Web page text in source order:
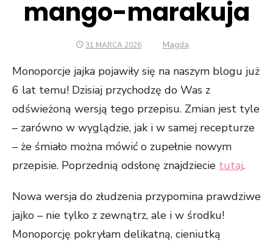
mango-marakuja
POSTED
31 MARCA 2026 Author
Magda
Monoporcje jajka pojawiły się na naszym blogu już
6 lat temu! Dzisiaj przychodzę do Was z
odświeżoną wersją tego przepisu. Zmian jest tyle
– zarówno w wyglądzie, jak i w samej recepturze
– że śmiało można mówić o zupełnie nowym
przepisie. Poprzednią odsłonę znajdziecie tutaj.
Nowa wersja do złudzenia przypomina prawdziwe
jajko – nie tylko z zewnątrz, ale i w środku!
Monoporcję pokryłam delikatną, cieniutką
Konieczne
Te pliki cookie
nie są
opcjonalne. Są
one potrzebne
funkcjonowania
strony
internetowej.